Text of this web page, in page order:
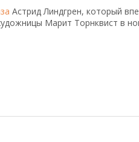
Астрид Линдгрен, который
Марит Торнквист в